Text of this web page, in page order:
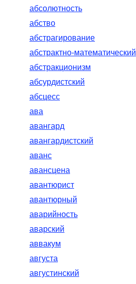
абсолютность
абство
абстрагирование
абстрактно-математический
абстракционизм
абсурдистский
абсцесс
ава
авангард
авангардистский
аванс
авансцена
авантюрист
авантюрный
аварийность
аварский
аввакум
августа
августинский